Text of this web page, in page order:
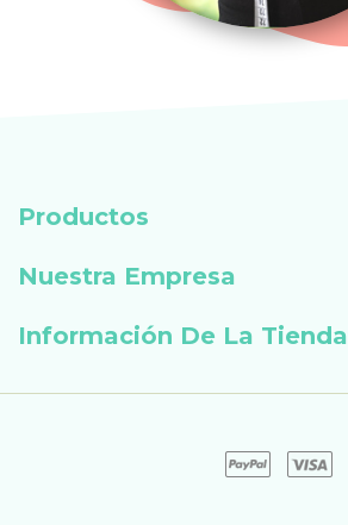
Productos
Nuestra Empresa
Información De La Tienda